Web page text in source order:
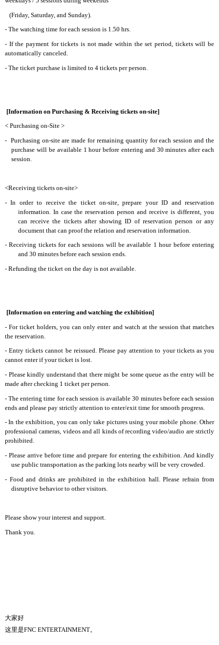
(Friday, Saturday, and Sunday).
- The watching time for each session is 1.50 hrs.
- If the payment for tickets is not made within the set period, tickets will be
automatically canceled.
- The ticket purchase is limited to 4 tickets per person.
[Information on Purchasing & Receiving tickets on-site]
< Purchasing on-Site >
- Purchasing on-site are made for remaining quantity for each session and the
purchase will be available 1 hour before entering and 30 minutes after each
session.
<Receiving tickets on-site>
- In order to receive the ticket on-site, prepare your ID and reservation
information. In case the reservation person and receive is different, you
can receive the tickets after showing ID of reservation person or any
document that can proof the relation and reservation information.
- Receiving tickets for each sessions will be available 1 hour before entering
and 30 minutes before each session ends.
- Refunding the ticket on the day is not available.
[Information on entering and watching the exhibition]
- For ticket holders, you can only enter and watch at the session that matches
the reservation.
- Entry tickets cannot be reissued. Please pay attention to your tickets as you
cannot enter if your ticket is lost.
- Please kindly understand that there might be some queue as the entry will be
made after checking 1 ticket per person.
- The entering time for each session is available 30 minutes before each session
ends and please pay strictly attention to enter/exit time for smooth progress.
- In the exhibition, you can only take pictures using your mobile phone. Other
professional cameras, videos and all kinds of recording video/audio are strictly
prohibited.
- Please arrive before time and prepare for entering the exhibition. And kindly
use public transportation as the parking lots nearby will be very crowded.
- Food and drinks are prohibited in the exhibition hall. Please refrain from
disruptive behavior to other visitors.
Please show your interest and support.
Thank you.
大家好
这里是FNC ENTERTAINMENT。